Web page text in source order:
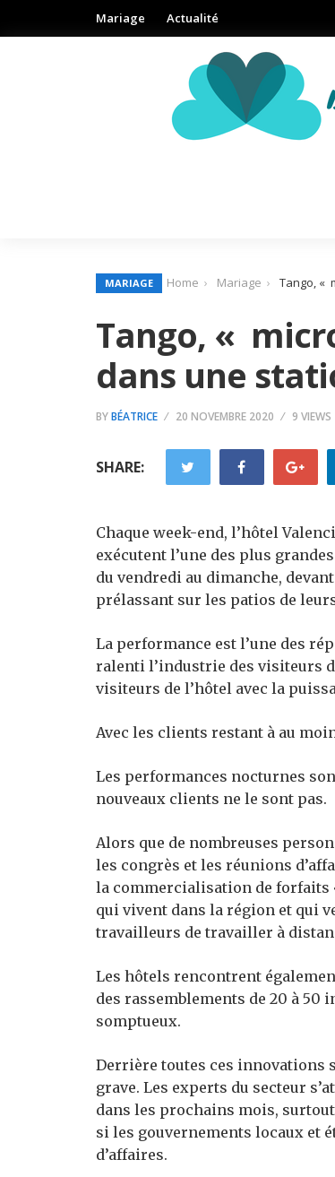
Mariage Actualité
MARIAGE Home Mariage Tango, «
Tango, «
dans une
BYBÉATRICE 20 NOVEMBRE 2020 9 VIEWS
SHARE:
Chaque week-end, l’hôtel
exécutent l’une des plus
du vendredi au dimanche,
prélassant sur les patios de
La performance est l’une des
ralenti l’industrie des visiteurs
visiteurs de l’hôtel avec la
Avec les clients restant à au
Les performances nocturnes
nouveaux clients ne le sont pas.
Alors que de nombreuses
les congrès et les réunions
la commercialisation de forfaits
qui vivent dans la région et qui
travailleurs de travailler à
Les hôtels rencontrent
des rassemblements de 20 à
somptueux.
Derrière toutes ces innovations
grave. Les experts du secteur
dans les prochains mois, surtout
si les gouvernements locaux et
d’affaires.